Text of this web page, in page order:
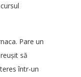
Pare un
să
într-un